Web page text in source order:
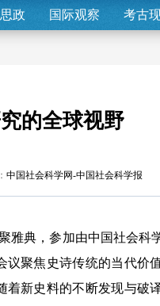
政 国际观察 考古
的全球视野
中国社会科学网-中国社会科学报
典，参加由中国社会科
聚焦史诗传统的当代价
新史料的不断发现与破